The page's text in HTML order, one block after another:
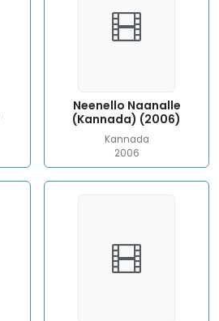
Neenello Naanalle
(Kannada) (2006)
Kannada
2006